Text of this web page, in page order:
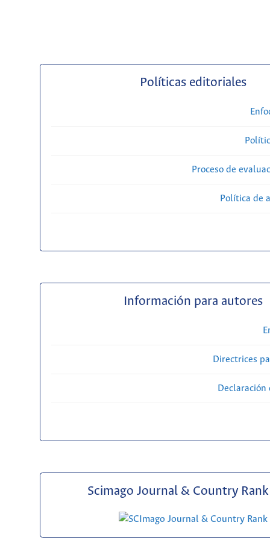
Políticas editoriales
Proceso de
Política de
Información para autores
Directrices
Scimago Journal & Country Rank